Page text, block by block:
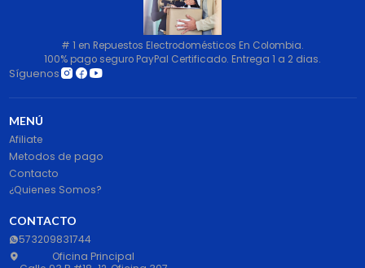
# 1 en Repuestos Electrodomésticos En Colombia.
100% pago seguro PayPal Certificado. Entrega 1 a 2 dias.
Síguenos
MENÚ
Afiliate
Metodos de pago
Contacto
¿Quienes Somos?
CONTACTO
573209831744
Oficina Principal